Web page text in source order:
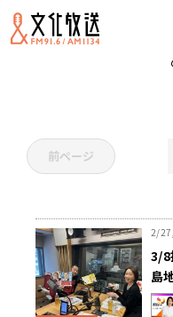
前ページ
2/
3/8
島